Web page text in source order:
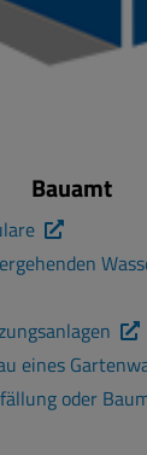
Bauamt
eines
oder